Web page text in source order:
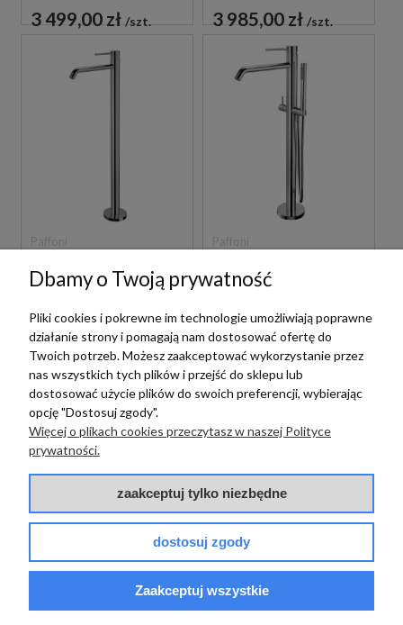
PRYSZNICOWY Z
NAPEŁNIANIEM
3 499,00 zł szt.
NAPEŁNIANIEM
PRZEZ PRZELEW STAL
SZCZOTKOWANA
3 985,00 zł szt.
PAFFONI LIGHT
LIG031CR BATERIA
WOLNOSTOJĄCA
CHROM
5 999,00 zł szt.
PAFFONI LIGHT
LIG032CR BATERIA
WOLNOSTOJĄCA
CHROM
6 399,00 zł szt.
Paffoni
PAFFONI LIGHT
Dbamy o Twoją prywatność
Pliki cookies i pokrewne im technologie umożliwiają poprawne
działanie strony i pomagają nam dostosować ofertę do
Twoich potrzeb. Możesz zaakceptować wykorzystanie przez
nas wszystkich tych plików i przejść do sklepu lub
dostosować użycie plików do swoich preferencji, wybierając
opcję "Dostosuj zgody".
Więcej o plikach cookies przeczytasz w naszej Polityce
prywatności.
zaakceptuj tylko niezbędne
dostosuj zgody
Zaakceptuj wszystkie